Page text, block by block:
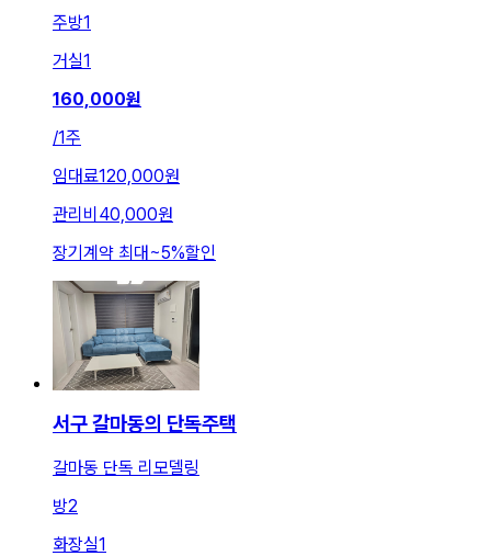
주방1
거실1
160,000원
/1주
임대료120,000원
관리비 40,000원
장기계약 최대 ~5%할인
서구 갈마동의 단독주택
갈마동 단독 리모델링
방2
화장실1